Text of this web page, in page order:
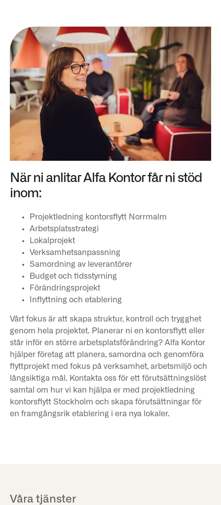
När ni anlitar Alfa Kontor får ni stöd
inom:
Projektledning kontorsflytt Norrmalm
Arbetsplatsstrategi
Lokalprojekt
Verksamhetsanpassning
Samordning av leverantörer
Budget och tidsstyrning
Förändringsprojekt
Inflyttning och etablering
Vårt fokus är att skapa struktur, kontroll och trygghet
genom hela projektet. Planerar ni en kontorsflytt eller
står inför en större arbetsplatsförändring? Alfa Kontor
hjälper företag att planera, samordna och genomföra
flyttprojekt med fokus på verksamhet, arbetsmiljö och
långsiktiga mål. Kontakta oss för ett förutsättningslöst
samtal om hur vi kan hjälpa er med projektledning
kontorsflytt Stockholm och skapa förutsättningar för
en framgångsrik etablering i era nya lokaler.
Våra tjänster